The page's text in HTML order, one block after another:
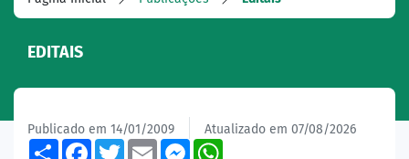
EDITAIS
Publicado em 14/01/2009 Atualizado em 07/08/2026
ShareFacebook
TwitterEmailMessenger